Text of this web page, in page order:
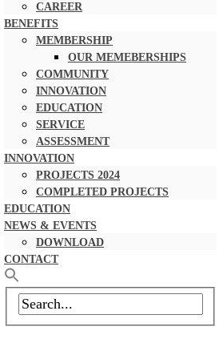
CAREER
BENEFITS
MEMBERSHIP
OUR MEMEBERSHIPS
COMMUNITY
INNOVATION
EDUCATION
SERVICE
ASSESSMENT
INNOVATION
PROJECTS 2024
COMPLETED PROJECTS
EDUCATION
NEWS & EVENTS
DOWNLOAD
CONTACT